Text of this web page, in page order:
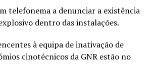
telefonema a denunciar a existência
dentro das instalações.
à equipa de inativação de
cinotécnicos da GNR estão no